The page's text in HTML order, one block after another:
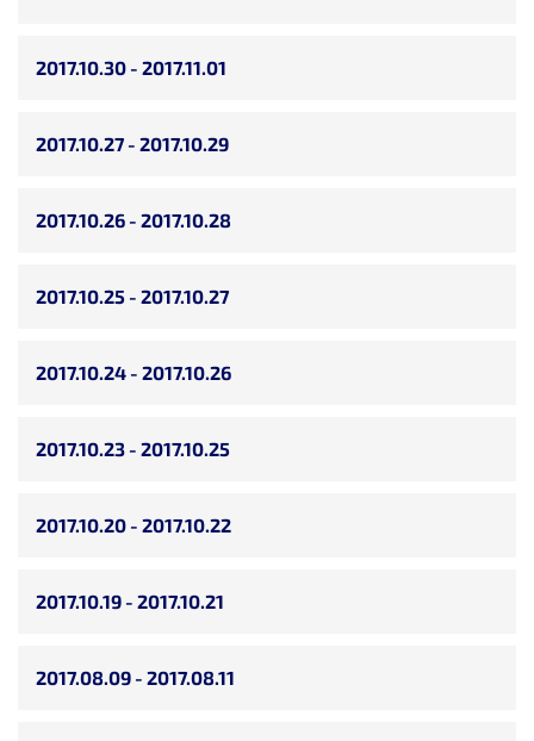
2017.08.09 - 2017.08.11
2017.10.19 - 2017.10.21
2017.10.20 - 2017.10.22
2017.10.23 - 2017.10.25
2017.10.24 - 2017.10.26
2017.10.25 - 2017.10.27
2017.10.26 - 2017.10.28
2017.10.27 - 2017.10.29
2017.10.30 - 2017.11.01